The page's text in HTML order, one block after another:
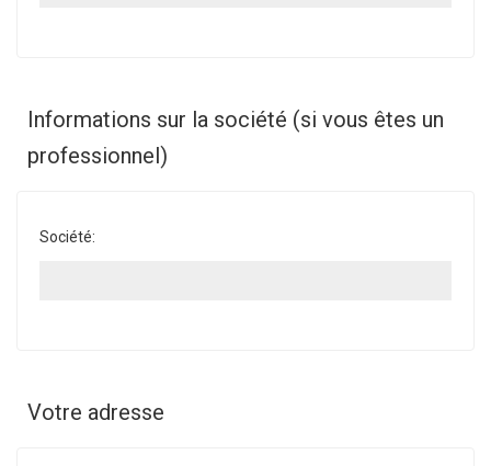
Informations sur la société (si vous êtes un
professionnel)
Société:
Votre adresse